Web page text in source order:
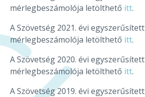
mérlegbeszámolója letölthető itt.
A Szövetség 2021. évi egyszerűsített
mérlegbeszámolója letölthető itt.
A Szövetség 2020. évi egyszerűsített
mérlegbeszámolója letölthető itt.
A Szövetség 2019. évi egyszerűsített